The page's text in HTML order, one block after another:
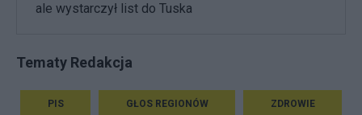
ale wystarczył list do Tuska
Tematy Redakcja
PIS GŁOS REGIONÓW ZDROWIE